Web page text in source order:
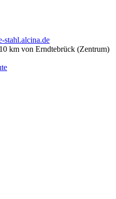
stahl.alcina.de
10 km von Erndtebrück (Zentrum)